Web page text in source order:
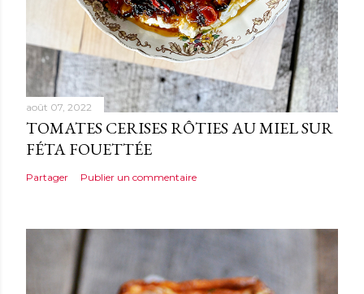
août 07, 2022
TOMATES CERISES RÔTIES AU MIEL SUR
FÉTA FOUETTÉE
Partager Publier un commentaire